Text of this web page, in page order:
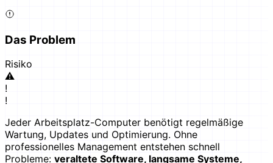
Das Problem
Risiko
⚠
!
!
Jeder Arbeitsplatz-Computer benötigt regelmäßige
Wartung, Updates und Optimierung. Ohne
professionelles Management entstehen schnell
Probleme: veraltete Software, langsame Systeme,